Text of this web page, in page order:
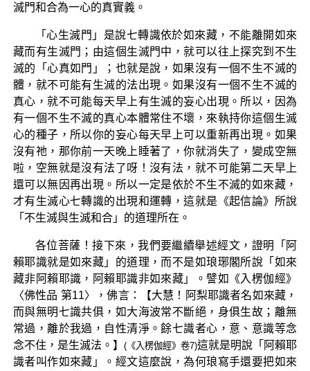
滅門和合為一心的真實義。
「心生滅門」是說七轉識依於如來藏，不能離開如來
藏而有生滅門；由這個生滅門中，就可以往上探究到不生
滅的「心真如門」；也就是說，如果沒有一個不生不滅的
體，就不可能有生滅的法出現。如果沒有一個不生不滅的
真心，就不可能每天早上有生滅的妄心出現。所以，因為
有一個不生不滅的真心本體常住不壞，來執持你這個生滅
心的種子，所以你的妄心每天早上可以重新再出現。如果
沒有祂，那你前一天晚上睡著了，你就消失了，變成空無
啦，空無就是沒有法了呀！沒有法，就不可能第二天早上
還可以無因再出現。所以一定是依於不生不滅的如來藏，
才有生滅心七轉識的出現和運轉，這就是《起信論》所說
「不生滅與生滅和合」的道理所在。
各位菩薩！接下來，我們要繼續舉述經文，證明「阿
賴耶識就是如來藏」的道理，而不是如琅琊閣所說「如來
藏非阿賴耶識，阿賴耶識非如來藏」。譬如《入楞伽經》
〈佛性品 第11〉，佛言：【大慧！阿梨耶識者名如來藏，
而與無明七識共俱，如大海波常不斷絕，身俱生故；離無
常過，離於我過，自性清淨。餘七識者心，意、意識等念
念不住，是生滅法。】 (《入楞伽經》卷7)這就是明說「阿賴耶
識者叫作如來藏」。經文這麼說，為何琅寫手還要把如來